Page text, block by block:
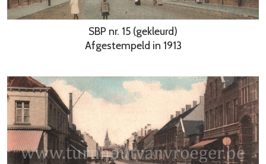
SBP nr. 15 (gekleurd)
Afgestempeld in 1913